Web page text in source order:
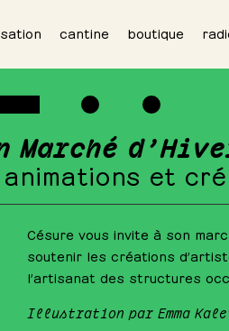
cantine boutique
et
Césure vous invite à son
soutenir les créations
l’artisanat des structures
Illustration par Emma